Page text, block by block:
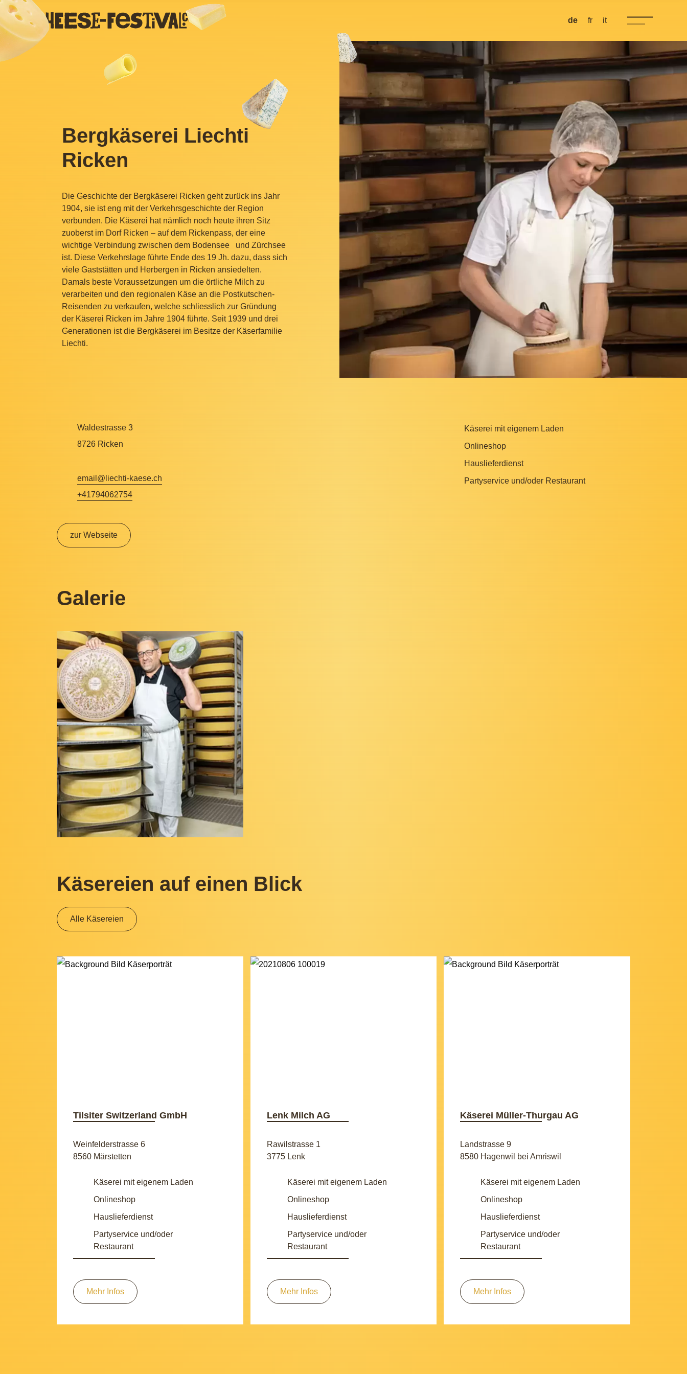
de fr it
Bergkäserei Liechti
Ricken
Die Geschichte der Bergkäserei Ricken geht zurück ins Jahr
1904, sie ist eng mit der Verkehrsgeschichte der Region
verbunden. Die Käserei hat nämlich noch heute ihren Sitz
zuoberst im Dorf Ricken – auf dem Rickenpass, der eine
wichtige Verbindung zwischen dem Bodensee und Zürchsee
ist. Diese Verkehrslage führte Ende des 19 Jh. dazu, dass sich
viele Gaststätten und Herbergen in Ricken ansiedelten.
Damals beste Voraussetzungen um die örtliche Milch zu
verarbeiten und den regionalen Käse an die Postkutschen-
Reisenden zu verkaufen, welche schliesslich zur Gründung
der Käserei Ricken im Jahre 1904 führte. Seit 1939 und drei
Generationen ist die Bergkäserei im Besitze der Käserfamilie
Liechti.
Waldestrasse 3
8726 Ricken
email@liechti-kaese.ch
+41794062754
zur Webseite
Käserei mit eigenem Laden
Onlineshop
Hauslieferdienst
Partyservice und/oder Restaurant
Galerie
Käsereien auf einen Blick
Alle Käsereien
Tilsiter Switzerland GmbH
Weinfelderstrasse 6
8560 Märstetten
Käserei mit eigenem Laden
Onlineshop
Hauslieferdienst
Partyservice und/oder
Restaurant
Mehr Infos
Lenk Milch AG
Rawilstrasse 1
3775 Lenk
Käserei mit eigenem Laden
Onlineshop
Hauslieferdienst
Partyservice und/oder
Restaurant
Mehr Infos
Käserei Müller-Thurgau AG
Landstrasse 9
8580 Hagenwil bei Amriswil
Käserei mit eigenem Laden
Onlineshop
Hauslieferdienst
Partyservice und/oder
Restaurant
Mehr Infos